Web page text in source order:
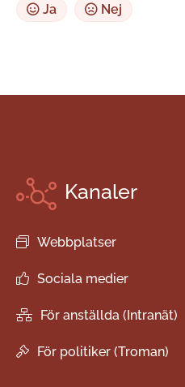
Ja Nej
Kanaler
Webbplatser
Sociala medier
För anställda (Intranät)
För politiker (Troman)